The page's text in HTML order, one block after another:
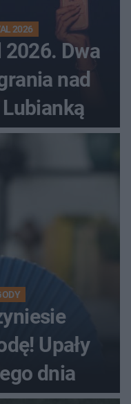
2026
Dwa
nad
Upały
dnia